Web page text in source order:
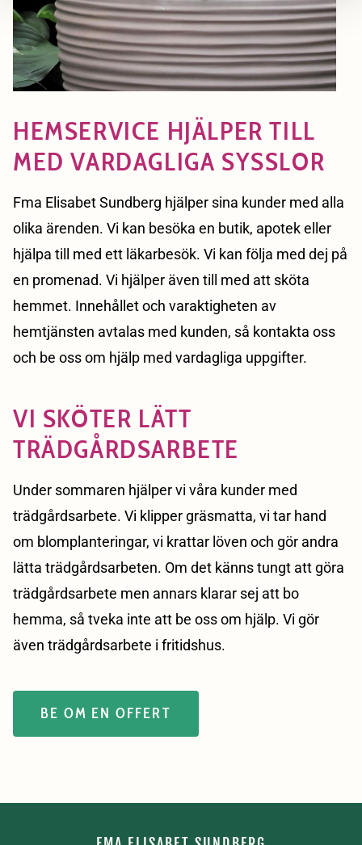
HEMSERVICE HJÄLPER TILL
MED VARDAGLIGA SYSSLOR
Fma Elisabet Sundberg hjälper sina kunder med alla
olika ärenden. Vi kan besöka en butik, apotek eller
hjälpa till med ett läkarbesök. Vi kan följa med dej på
en promenad. Vi hjälper även till med att sköta
hemmet. Innehållet och varaktigheten av
hemtjänsten avtalas med kunden, så kontakta oss
och be oss om hjälp med vardagliga uppgifter.
VI SKÖTER LÄTT
TRÄDGÅRDSARBETE
Under sommaren hjälper vi våra kunder med
trädgårdsarbete. Vi klipper gräsmatta, vi tar hand
om blomplanteringar, vi krattar löven och gör andra
lätta trädgårdsarbeten. Om det känns tungt att göra
trädgårdsarbete men annars klarar sej att bo
hemma, så tveka inte att be oss om hjälp. Vi gör
även trädgårdsarbete i fritidshus.
BE OM EN OFFERT